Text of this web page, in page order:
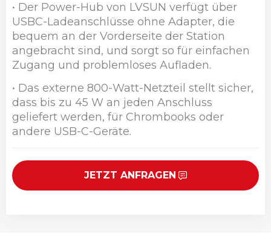
• Der Power-Hub von LVSUN verfügt über
USBC-Ladeanschlüsse ohne Adapter, die
bequem an der Vorderseite der Station
angebracht sind, und sorgt so für einfachen
Zugang und problemloses Aufladen.
• Das externe 800-Watt-Netzteil stellt sicher,
dass bis zu 45 W an jeden Anschluss
geliefert werden, für Chrombooks oder
andere USB-C-Geräte.
JETZT ANFRAGEN